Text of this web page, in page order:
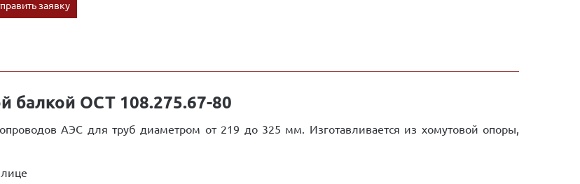
заявку
балкой ОСТ 108.275.67-80
АЭС для труб диаметром от 219 до 325 мм. Изготавливается из хомутовой опоры,